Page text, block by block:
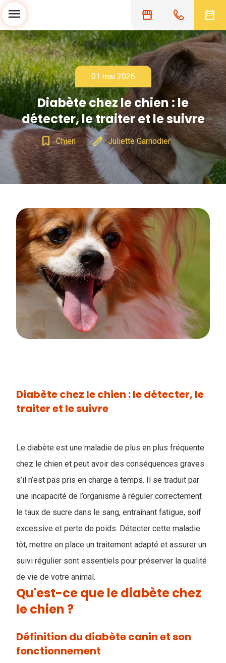
storefront date_range
menu
chevron_left Toutes les actualités
01 mai 2026
Diabète chez le chien : le
détecter, le traiter et le suivre
bookmark_border Chien edit Juliette Garnodier
Diabète chez le chien : le détecter, le
traiter et le suivre
Le diabète est une maladie de plus en plus fréquente
chez le chien et peut avoir des conséquences graves
s’il n’est pas pris en charge à temps. Il se traduit par
une incapacité de l’organisme à réguler correctement
le taux de sucre dans le sang, entraînant fatigue, soif
excessive et perte de poids. Détecter cette maladie
tôt, mettre en place un traitement adapté et assurer un
suivi régulier sont essentiels pour préserver la qualité
de vie de votre animal.
Qu'est-ce que le diabète chez
le chien ?
Définition du diabète canin et son
fonctionnement